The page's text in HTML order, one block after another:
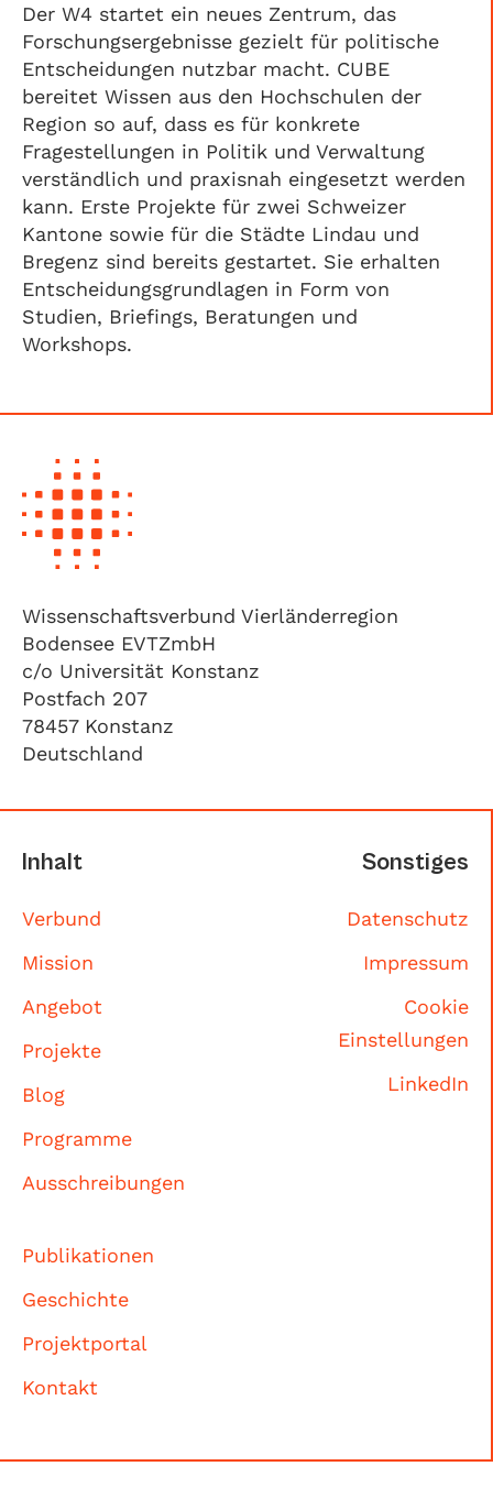
Der W4 startet ein neues Zentrum, das
Forschungsergebnisse gezielt für politische
Entscheidungen nutzbar macht. CUBE
bereitet Wissen aus den Hochschulen der
Region so auf, dass es für konkrete
Fragestellungen in Politik und Verwaltung
verständlich und praxisnah eingesetzt werden
kann. Erste Projekte für zwei Schweizer
Kantone sowie für die Städte Lindau und
Bregenz sind bereits gestartet. Sie erhalten
Entscheidungsgrundlagen in Form von
Studien, Briefings, Beratungen und
Workshops.
Wissenschaftsverbund Vierländerregion
Bodensee EVTZmbH
c/o Universität Konstanz
Postfach 207
78457 Konstanz
Deutschland
Inhalt
Verbund
Mission
Angebot
Projekte
Blog
Programme
Ausschreibungen
Publikationen
Geschichte
Projektportal
Kontakt
Sonstiges
Datenschutz
Impressum
Cookie
Einstellungen
LinkedIn